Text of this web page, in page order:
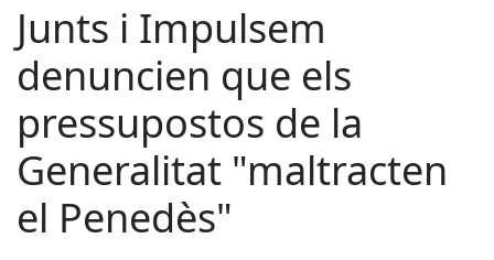
Junts i Impulsem
denuncien que els
pressupostos de la
Generalitat "maltracten
el Penedès"